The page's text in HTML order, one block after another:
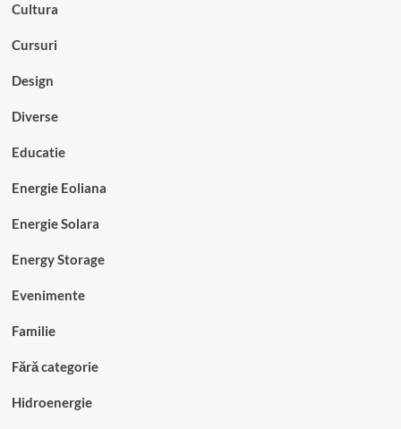
Cultura
Cursuri
Design
Diverse
Educatie
Energie Eoliana
Energie Solara
Energy Storage
Evenimente
Familie
Fără categorie
Hidroenergie